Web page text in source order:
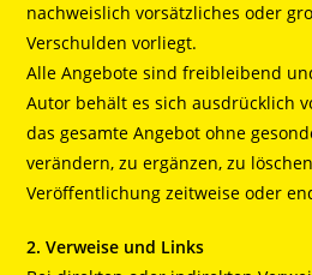
nachweislich vorsätzliches oder
Verschulden vorliegt.
Alle Angebote sind freibleibend
Autor behält es sich ausdrücklich
das gesamte Angebot ohne
verändern, zu ergänzen, zu
Veröffentlichung zeitweise oder
2. Verweise und Links